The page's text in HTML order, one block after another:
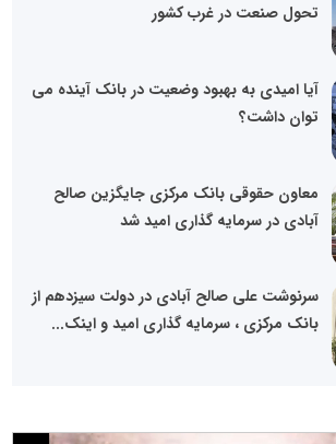
تحول صنعت در غرب کشور
آیا امیدی به بهبود وضعیت در بانک آینده می
توان داشت؟
معاون حقوقی بانک مرکزی جایگزین صالح
آبادی در سرمایه گذاری امید شد
سرنوشت علی صالح آبادی در دولت سیزدهم از
بانک مرکزی ، سرمایه گذاری امید و اینک...